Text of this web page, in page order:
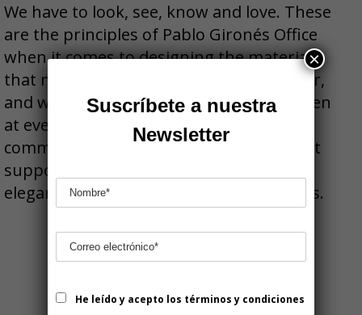
We have to look, see, know and love. These
are the principles of Pablo Gironés Office
when it comes to designing the materials
that make a product known. In this order,
and with the utmost rigour and care taken
at every step, we project the visual
communication of the brand on the right
support, seeking harmony between the
elegance and personality of the elements.
Suscríbete a nuestra
Newsletter
He leído y acepto los términos y condiciones
×